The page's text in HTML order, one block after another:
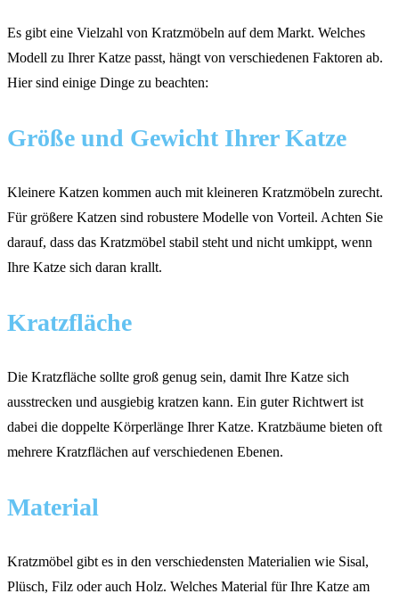
Es gibt eine Vielzahl von Kratzmöbeln auf dem Markt. Welches
Modell zu Ihrer Katze passt, hängt von verschiedenen Faktoren ab.
Hier sind einige Dinge zu beachten:
Größe und Gewicht Ihrer Katze
Kleinere Katzen kommen auch mit kleineren Kratzmöbeln zurecht.
Für größere Katzen sind robustere Modelle von Vorteil. Achten Sie
darauf, dass das Kratzmöbel stabil steht und nicht umkippt, wenn
Ihre Katze sich daran krallt.
Kratzfläche
Die Kratzfläche sollte groß genug sein, damit Ihre Katze sich
ausstrecken und ausgiebig kratzen kann. Ein guter Richtwert ist
dabei die doppelte Körperlänge Ihrer Katze. Kratzbäume bieten oft
mehrere Kratzflächen auf verschiedenen Ebenen.
Material
Kratzmöbel gibt es in den verschiedensten Materialien wie Sisal,
Plüsch, Filz oder auch Holz. Welches Material für Ihre Katze am